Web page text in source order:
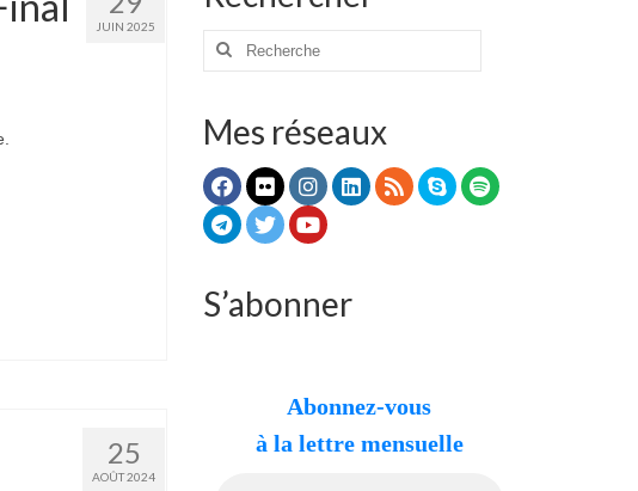
JUIN 2025
25
AOÛT 2024
Rechercher
Mes réseaux
S’abonner
Abonnez-vous
à la lettre mensuelle